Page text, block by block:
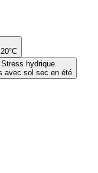
Stress hydrique
avec sol sec en été